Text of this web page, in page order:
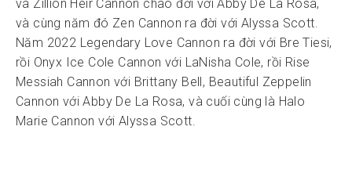
và Zillion Heir Cannon chào đời với Abby De La Rosa,
và cùng năm đó Zen Cannon ra đời với Alyssa Scott.
Năm 2022 Legendary Love Cannon ra đời với Bre Tiesi,
rồi Onyx Ice Cole Cannon với LaNisha Cole, rồi Rise
Messiah Cannon với Brittany Bell, Beautiful Zeppelin
Cannon với Abby De La Rosa, và cuối cùng là Halo
Marie Cannon với Alyssa Scott.